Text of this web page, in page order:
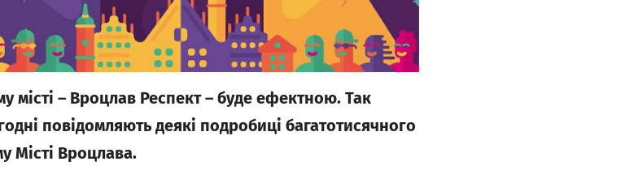
місті – Вроцлав Респект – буде ефектною. Так
повідомляють деякі подробиці багатотисячного
Місті Вроцлава.